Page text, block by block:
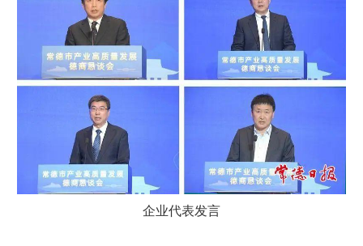
企业代表发言